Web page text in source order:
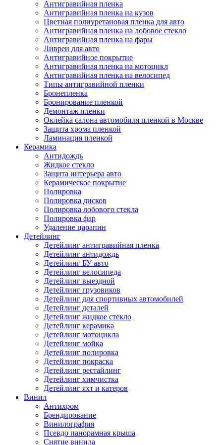
Антигравийная пленка
Антигравийная пленка на кузов
Цветная полиуретановая пленка для авто
Антигравийная пленка на лобовое стекло
Антигравийная пленка на фары
Ливреи для авто
Антигравийное покрытие
Антигравийная пленка на мотоцикл
Антигравийная пленка на велосипед
Типы антигравийной пленки
Бронепленка
Бронирование пленкой
Демонтаж пленки
Оклейка салона автомобиля пленкой в Москве
Защита хрома пленкой
Ламинация пленкой
Керамика
Антидождь
Жидкое стекло
Защита интерьера авто
Керамическое покрытие
Полировка
Полировка дисков
Полировка лобового стекла
Полировка фар
Удаление царапин
Детейлинг
Детейлинг антигравийная пленка
Детейлинг антидождь
Детейлинг БУ авто
Детейлинг велосипеда
Детейлинг выездной
Детейлинг грузовиков
Детейлинг для спортивных автомобилей
Детейлинг деталей
Детейлинг жидкое стекло
Детейлинг керамика
Детейлинг мотоцикла
Детейлинг мойка
Детейлинг полировка
Детейлинг покраска
Детейлинг рестайлинг
Детейлинг химчистка
Детейлинг яхт и катеров
Винил
Антихром
Брендирование
Винилография
Псевдо панорамная крыша
Снятие винила